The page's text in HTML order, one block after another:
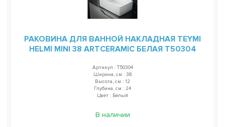
РАКОВИНА ДЛЯ ВАННОЙ НАКЛАДНАЯ TEYMI
HELMI MINI 38 ARTCERAMIC БЕЛАЯ T50304
Артикул : T50304
Ширина, см : 38
Высота, см : 12
Глубина, см : 24
Цвет : Белый
В наличии